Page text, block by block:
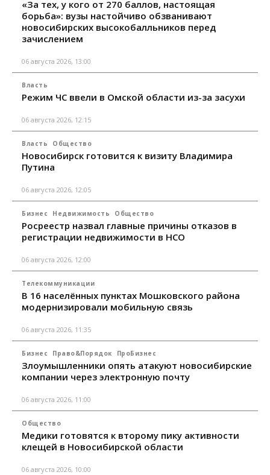
«За тех, у кого от 270 баллов, настоящая
борьба»: вузы настойчиво обзванивают
новосибирских высокобалльников перед
зачислением
06 августа 2026, 13:00
Власть
Режим ЧС ввели в Омской области из-за засухи
06 августа 2026, 12:15
Власть Общество
Новосибирск готовится к визиту Владимира
Путина
06 августа 2026, 12:05
Бизнес Недвижимость Общество
Росреестр назвал главные причины отказов в
регистрации недвижимости в НСО
06 августа 2026, 12:00
Телекоммуникации
В 16 населённых пунктах Мошковского района
модернизировали мобильную связь
06 августа 2026, 11:35
Бизнес Право&Порядок ПроБизнес
Злоумышленники опять атакуют новосибирские
компании через электронную почту
06 августа 2026, 11:00
Общество
Медики готовятся к второму пику активности
клещей в Новосибирской области
06 августа 2026, 10:00